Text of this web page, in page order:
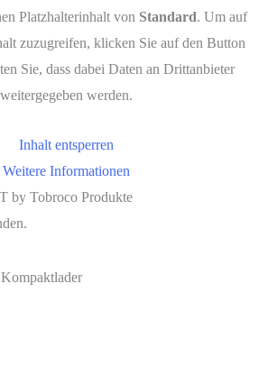
Platzhalterinhalt von Standard. Um auf
zuzugreifen, klicken Sie auf den Button
Sie, dass dabei Daten an Drittanbieter
weitergegeben werden.
Inhalt entsperren
Weitere Informationen
by Tobroco Produkte